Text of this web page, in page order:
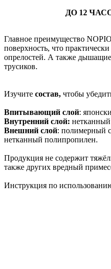
ДО 12 ЧАС
Главное преимущество
поверхность, что
опрелостей. А также
трусиков.
Изучите состав, чтобы
Впитывающий слой:
Внутренний слой:
Внешний слой: полимерный
нетканный полипропилен.
Продукция не содержит
также других вредный
Инструкция по